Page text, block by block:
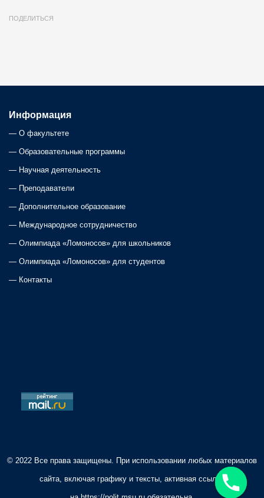
ПОДЕЛИТЬСЯ
Информация
— О факультете
— Образовательные программы
— Научная деятельность
— Преподаватели
— Дополнительное образование
— Международное сотрудничество
— Олимпиада «Ломоносов» для школьников
— Олимпиада «Ломоносов» для студентов
— Контакты
© 2022 Все права защищены. При использовании любых материалов
сайта, включая графику и тексты, активная ссылка